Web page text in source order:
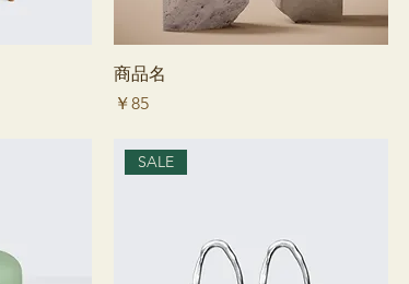
商品名
価格
￥85
SALE